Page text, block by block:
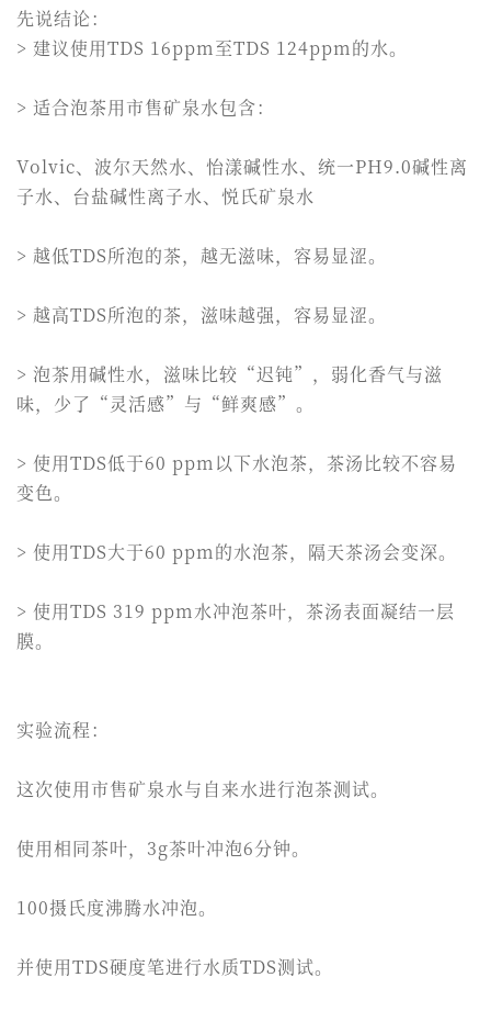
先说结论：
> 建议使用TDS 16ppm至TDS 124ppm的水。
> 适合泡茶用市售矿泉水包含：
Volvic、波尔天然水、怡漾碱性水、统一PH9.0碱性离
子水、台盐碱性离子水、悦氏矿泉水
> 越低TDS所泡的茶，越无滋味，容易显涩。
> 越高TDS所泡的茶，滋味越强，容易显涩。
> 泡茶用碱性水，滋味比较“迟钝”，弱化香气与滋
味，少了“灵活感”与“鲜爽感”。
> 使用TDS低于60 ppm以下水泡茶，茶汤比较不容易
变色。
> 使用TDS大于60 ppm的水泡茶，隔天茶汤会变深。
> 使用TDS 319 ppm水冲泡茶叶，茶汤表面凝结一层
膜。
实验流程：
这次使用市售矿泉水与自来水进行泡茶测试。
使用相同茶叶，3g茶叶冲泡6分钟。
100摄氏度沸腾水冲泡。
并使用TDS硬度笔进行水质TDS测试。